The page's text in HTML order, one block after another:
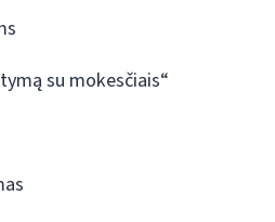
su mokesčiais“